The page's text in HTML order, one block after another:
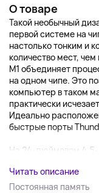
О товаре
Такой необычный
первой системе на
настолько тонким и
количество мест,
M1 объединяет
на одном чипе. Это
компьютер в таком
практически
Идеально
быстрые порты
На 24-дюймовом 4,5-
Читать описание
Постоянная память